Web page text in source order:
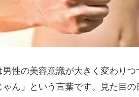
性の美容意識が大きく変わり
ゃん」という言葉です。見た目